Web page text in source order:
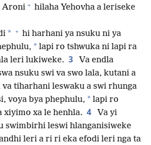
Aroni + hilaha Yehovha a leriseke
* + hi harhani ya nsuku ni ya
* lapi ro tshwuka ni lapi ra
leri lukiweke. 3
Va endla
nsuku swi va swo lala, kutani a
va tiharhani leswaku a swi rhunga
voya bya phephulu, * lapi ro
xiyimo xa le henhla. 4
Va yi
swimbirhi leswi hlanganisiweke
leri a ri ri eka efodi leri nga ta